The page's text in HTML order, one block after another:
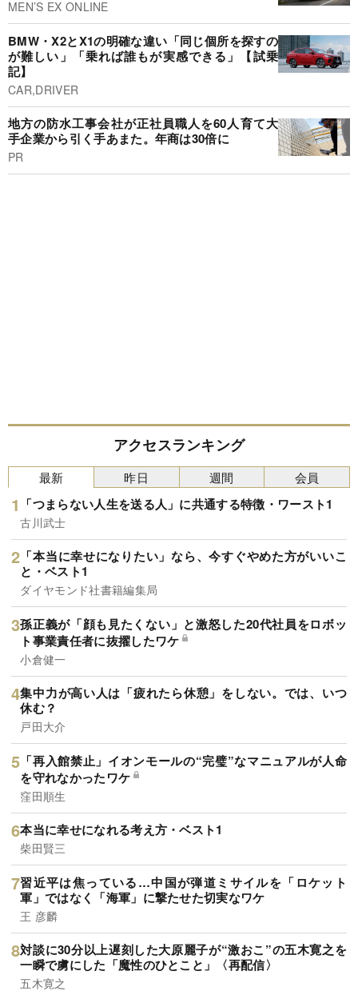
MEN’S EX ONLINE
BMW・X2とX1の明確な違い「同じ個所を探すの
が難しい」「乗れば誰もが実感できる」【試乗
記】
CAR,DRIVER
地方の防水工事会社が正社員職人を60人育て大
手企業から引く手あまた。年商は30倍に
PR
アクセスランキング
最新
「つまらない人生を送る人」に共通する特徴・ワースト1
古川武士
「本当に幸せになりたい」なら、今すぐやめた方がいいこ
と・ベスト1
ダイヤモンド社書籍編集局
孫正義が「顔も見たくない」と激怒した20代社員をロボッ
ト事業責任者に抜擢したワケ
小倉健一
集中力が高い人は「疲れたら休憩」をしない。では、いつ
休む？
戸田大介
「再入館禁止」イオンモールの“完璧”なマニュアルが人命
を守れなかったワケ
窪田順生
本当に幸せになれる考え方・ベスト1
柴田賢三
習近平は焦っている…中国が弾道ミサイルを「ロケット
軍」ではなく「海軍」に撃たせた切実なワケ
王 彦麟
対談に30分以上遅刻した大原麗子が“激おこ”の五木寛之を
一瞬で虜にした「魔性のひとこと」〈再配信〉
五木寛之
昨日 週間 会員